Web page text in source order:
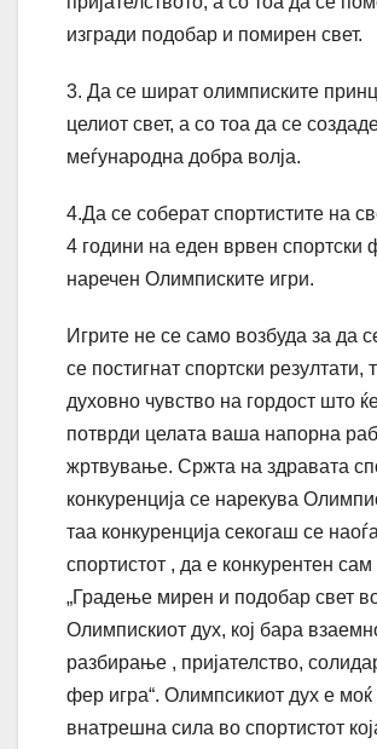
изгради подобар и помирен свет.
3. Да се шират олимписките
целиот свет, а со тоа да се
меѓународна добра волја.
4.Да се соберат спортистите на
4 години на еден врвен спортски
наречен Олимписките игри.
Игрите не се само возбуда за да
се постигнат спортски резултати,
духовно чувство на гордост што
потврди целата ваша напорна
жртвување. Сржта на здравата
конкуренција се нарекува
таа конкуренција секогаш се
спортистот , да е конкурентен
„Градење мирен и подобар свет
Олимпискиот дух, кој бара
разбирање , пријателство,
фер игра“. Олимпсикиот дух е моќ
внатрешна сила во спортистот